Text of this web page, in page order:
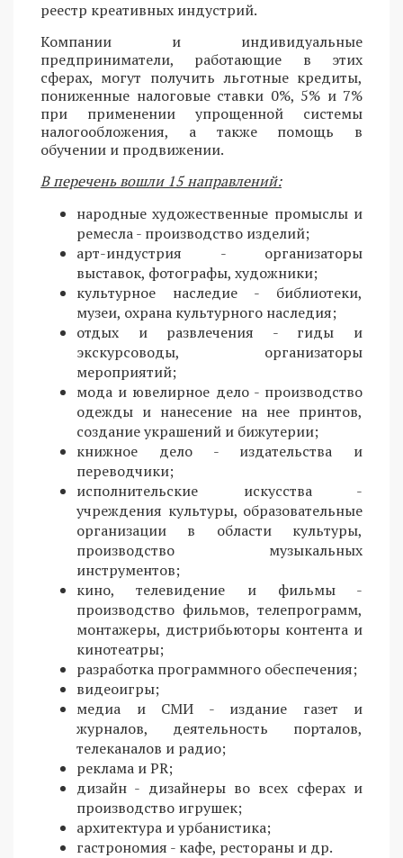
реестр креативных индустрий.
Компании и индивидуальные
предприниматели, работающие в этих
сферах, могут получить льготные кредиты,
пониженные налоговые ставки 0%, 5% и 7%
при применении упрощенной системы
налогообложения, а также помощь в
обучении и продвижении.
В перечень вошли 15 направлений:
народные художественные промыслы и
ремесла - производство изделий;
арт-индустрия - организаторы
выставок, фотографы, художники;
культурное наследие - библиотеки,
музеи, охрана культурного наследия;
отдых и развлечения - гиды и
экскурсоводы, организаторы
мероприятий;
мода и ювелирное дело - производство
одежды и нанесение на нее принтов,
создание украшений и бижутерии;
книжное дело - издательства и
переводчики;
исполнительские искусства -
учреждения культуры, образовательные
организации в области культуры,
производство музыкальных
инструментов;
кино, телевидение и фильмы -
производство фильмов, телепрограмм,
монтажеры, дистрибьюторы контента и
кинотеатры;
разработка программного обеспечения;
видеоигры;
медиа и СМИ - издание газет и
журналов, деятельность порталов,
телеканалов и радио;
реклама и PR;
дизайн - дизайнеры во всех сферах и
производство игрушек;
архитектура и урбанистика;
гастрономия - кафе, рестораны и др.